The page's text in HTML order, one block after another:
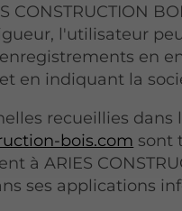
CONSTRUCTION
l'utilisateur
en
en indiquant la
recueillies dans
bois.com sont
à ARIES
ses applications